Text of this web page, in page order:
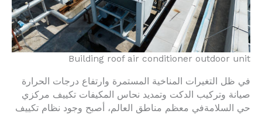
Building roof air conditioner outdoor unit
في ظل التغيرات المناخية المستمرة وارتفاع درجات الحرارة
صيانة وتركيب الدكت وتمديد نحاس المكيفات تكييف مركزي
حي السلامةفي معظم مناطق العالم، أصبح وجود نظام تكييف